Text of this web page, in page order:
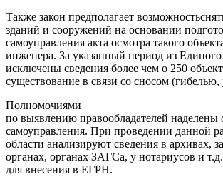
Также закон предполагает
зданий и сооружений на основании
самоуправления акта осмотра такого
инженера. За указанный период из
исключены сведения более чем о 250
существование в связи со сносом
Полномочиями
по выявлению правообладателей наделены
самоуправления. При проведении данной
области анализируют сведения в
органах, органах ЗАГСа, у нотариусов и
для внесения в ЕГРН.